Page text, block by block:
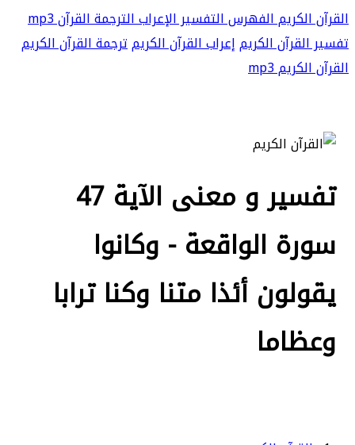
القرآن الكريمالفهرسالتفسيرالإعرابالترجمةالقرآن mp3
تفسير القرآن الكريمإعراب القرآن الكريمترجمة القرآن الكريم
القرآن الكريم mp3
تفسير و معنى الآية 47
سورة الواقعة - وكانوا
يقولون أئذا متنا وكنا ترابا
وعظاما